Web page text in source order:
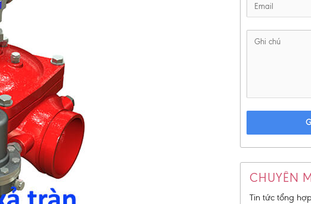
CHUYÊN
Tin tức tổng